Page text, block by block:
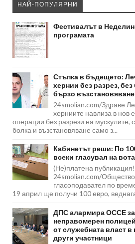
НАЙ-ПОПУЛЯРНИ
Фестивалът в
програмата
Стъпка в бъдещето:
хернии без разрез, без
бързо
24smolian.com/Здраве
херниите навлиза в нов
операции без разрези на мускулите,
болка и възстановяване само з...
Кабинетът реши: По
всеки гласувал на
(Не)платена публикация!
24smolian.com/
гласоподавател по
19 април ще получи 100 евро,
ДПС алармира ОССЕ за
неправомерен
от служебната власт в
други участници